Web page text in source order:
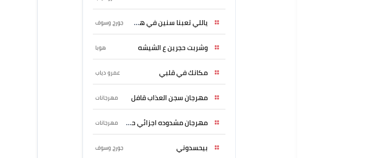
ياللي تعبنا سنين في هواه جورج وسوف
وشربت حجرين ع الشيشه هوبا
مكانك في قلبي عمرو دياب
مهرجان سجن العذاب قافل مهرجانات
مهرجان مشدوده اجزائي حربونى مهرجانات
بيحسدوني جورج وسوف